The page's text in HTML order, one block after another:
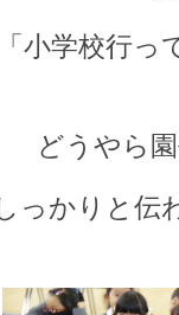
「小学校行
どうやら
っかりと伝